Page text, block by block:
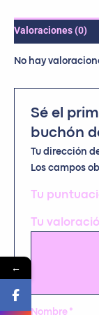
Valoraciones (0)
No hay
Sé el
buchón
Tu dirección
Los campos
Tu
Tu
Nombre *
←